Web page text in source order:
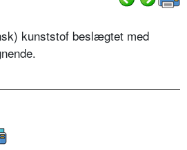
kunststof beslægtet med